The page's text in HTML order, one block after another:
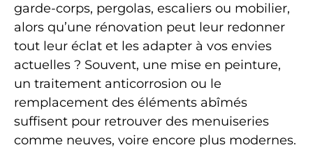
garde-corps, pergolas, escaliers ou mobilier,
alors qu’une rénovation peut leur redonner
tout leur éclat et les adapter à vos envies
actuelles ? Souvent, une mise en peinture,
un traitement anticorrosion ou le
remplacement des éléments abîmés
suffisent pour retrouver des menuiseries
comme neuves, voire encore plus modernes.